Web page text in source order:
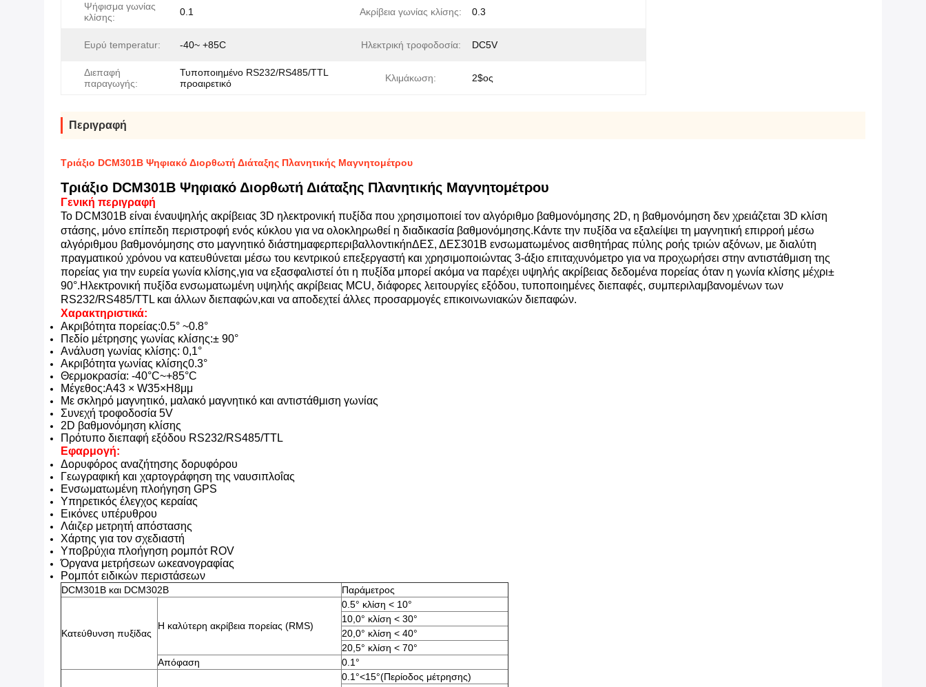
Ψήφισμα γωνίας
κλίσης:
0.1 Ακρίβεια γωνίας κλίσης: 0.3
Ευρύ temperatur: -40~ +85C Ηλεκτρική τροφοδοσία: DC5V
Διεπαφή
παραγωγής:
Τυποποιημένο RS232/RS485/TTL
προαιρετικό
Κλιμάκωση: 2$ος
Περιγραφή
Τριάξιο DCM301B Ψηφιακό Διορθωτή Διάταξης Πλανητικής Μαγνητομέτρου
Τριάξιο DCM301B Ψηφιακό Διορθωτή Διάταξης Πλανητικής Μαγνητομέτρου
Γενική περιγραφή
Το DCM301B είναι έναυψηλής ακρίβειας 3D ηλεκτρονική πυξίδα που χρησιμοποιεί τον αλγόριθμο βαθμονόμησης 2D, η βαθμονόμηση δεν χρειάζεται 3D κλίση
στάσης, μόνο επίπεδη περιστροφή ενός κύκλου για να ολοκληρωθεί η διαδικασία βαθμονόμησης.Κάντε την πυξίδα να εξαλείψει τη μαγνητική επιρροή μέσω
αλγόριθμου βαθμονόμησης στο μαγνητικό διάστημαφερπεριβαλλοντικήnΔΕΣ, ΔΕΣ301Β ενσωματωμένος αισθητήρας πύλης ροής τριών αξόνων, με διαλύτη
πραγματικού χρόνου να κατευθύνεται μέσω του κεντρικού επεξεργαστή και χρησιμοποιώντας 3-άξιο επιταχυνόμετρο για να προχωρήσει στην αντιστάθμιση της
πορείας για την ευρεία γωνία κλίσης,για να εξασφαλιστεί ότι η πυξίδα μπορεί ακόμα να παρέχει υψηλής ακρίβειας δεδομένα πορείας όταν η γωνία κλίσης μέχρι±
90°.Ηλεκτρονική πυξίδα ενσωματωμένη υψηλής ακρίβειας MCU, διάφορες λειτουργίες εξόδου, τυποποιημένες διεπαφές, συμπεριλαμβανομένων των
RS232/RS485/TTL και άλλων διεπαφών,και να αποδεχτεί άλλες προσαρμογές επικοινωνιακών διεπαφών.
Χαρακτηριστικά:
Ακριβότητα πορείας:0.5° ~0.8°
Πεδίο μέτρησης γωνίας κλίσης:± 90°
Ανάλυση γωνίας κλίσης: 0,1°
Ακριβότητα γωνίας κλίσης0.3°
Θερμοκρασία: -40°C~+85°C
Μέγεθος:Α43 × W35×H8μμ
Με σκληρό μαγνητικό, μαλακό μαγνητικό και αντιστάθμιση γωνίας
Συνεχή τροφοδοσία 5V
2D βαθμονόμηση κλίσης
Πρότυπο διεπαφή εξόδου RS232/RS485/TTL
Εφαρμογή:
Δορυφόρος αναζήτησης δορυφόρου
Γεωγραφική και χαρτογράφηση της ναυσιπλοΐας
Ενσωματωμένη πλοήγηση GPS
Υπηρετικός έλεγχος κεραίας
Εικόνες υπέρυθρου
Λάιζερ μετρητή απόστασης
Χάρτης για τον σχεδιαστή
Υποβρύχια πλοήγηση ρομπότ ROV
Όργανα μετρήσεων ωκεανογραφίας
Ρομπότ ειδικών περιστάσεων
DCM301B και DCM302B Παράμετρος
Κατεύθυνση πυξίδας
Η καλύτερη ακρίβεια πορείας (RMS)
0.5° κλίση < 10°
10,0° κλίση < 30°
20,0° κλίση < 40°
20,5° κλίση < 70°
Απόφαση
0.1°
0.1°<15°(Περίοδος μέτρησης)